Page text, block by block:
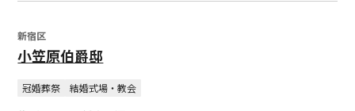
新宿区
小笠原伯爵邸
冠婚葬祭 結婚式場・教会